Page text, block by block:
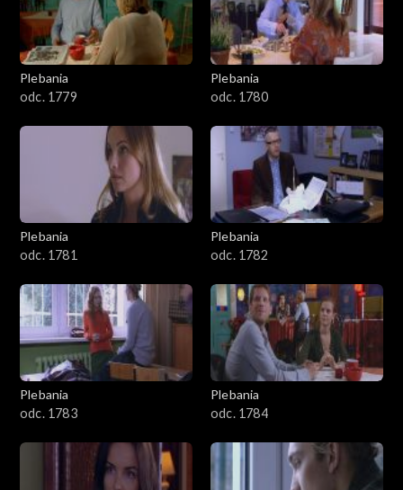
Plebania
odc. 1779
Plebania
odc. 1780
Plebania
odc. 1781
Plebania
odc. 1782
Plebania
odc. 1783
Plebania
odc. 1784